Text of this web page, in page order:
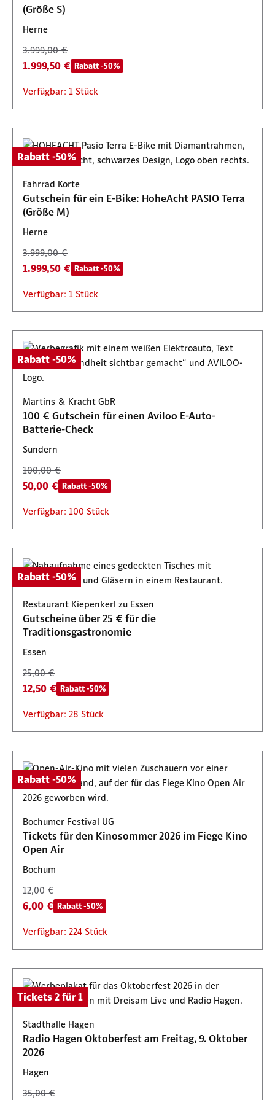
(Größe S)
Herne
3.999,00 €
1.999,50 € Rabatt -50%
Verfügbar: 1 Stück
Rabatt -50%
Fahrrad Korte
Gutschein für ein E-Bike: HoheAcht PASIO Terra
(Größe M)
Herne
3.999,00 €
1.999,50 € Rabatt -50%
Verfügbar: 1 Stück
Rabatt -50%
Martins & Kracht GbR
100 € Gutschein für einen Aviloo E-Auto-
Batterie-Check
Sundern
100,00 €
50,00 € Rabatt -50%
Verfügbar: 100 Stück
Rabatt -50%
Restaurant Kiepenkerl zu Essen
Gutscheine über 25 € für die
Traditionsgastronomie
Essen
25,00 €
12,50 € Rabatt -50%
Verfügbar: 28 Stück
Rabatt -50%
Bochumer Festival UG
Tickets für den Kinosommer 2026 im Fiege Kino
Open Air
Bochum
12,00 €
6,00 € Rabatt -50%
Verfügbar: 224 Stück
Tickets 2 für 1
Stadthalle Hagen
Radio Hagen Oktoberfest am Freitag, 9. Oktober
2026
Hagen
35,00 €